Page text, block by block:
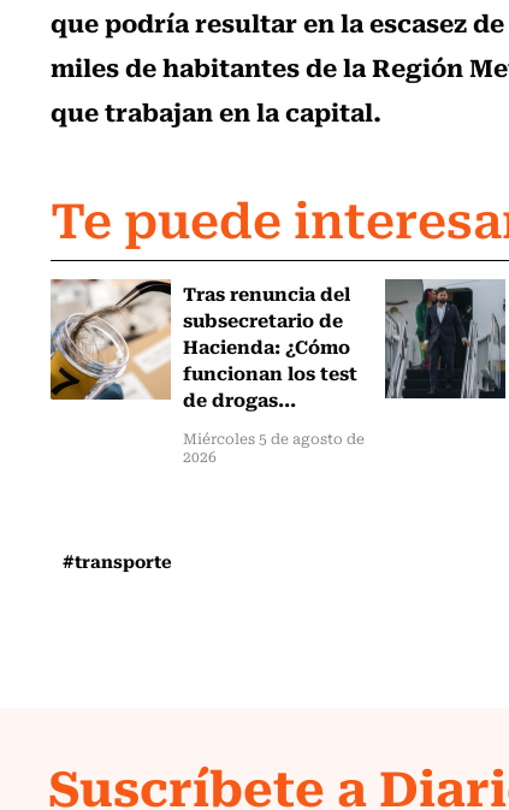
que podría resultar en la escasez
miles de habitantes de la Región
que trabajan en la capital.
Te puede
Tras renuncia del
subsecretario de
Hacienda: ¿Cómo
funcionan los test
de drogas...
Miércoles 5 de agosto de
2026
#transporte